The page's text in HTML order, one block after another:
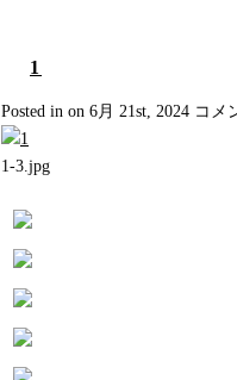
プライバシーポリシー
無料相談窓口
ご予約はこちら
受付時間11:00~20:00 年中無休
1
Posted in on 6月 21st, 2024 1コメ
1-3.jpg